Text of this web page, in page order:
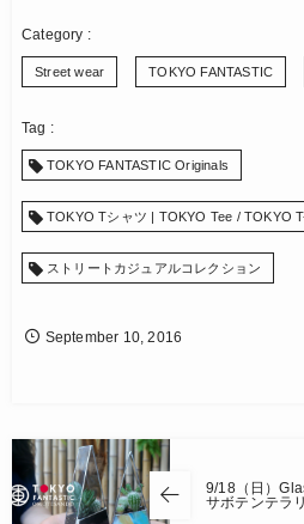
Street wear TOKYO FANTASTIC
TOKYO FANTASTIC Originals
TOKYO Tシャツ | TOKYO Tee / TOKYO
ストリートカジュアルコレクション
September 10 ,2016
9/18（日）
サボテンテラ